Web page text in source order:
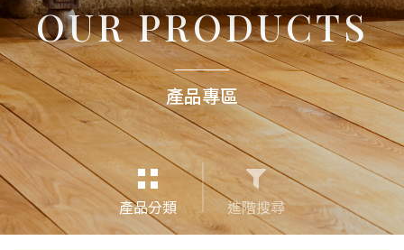
OUR PRODUCTS
產品專區
產品分類 進階搜尋